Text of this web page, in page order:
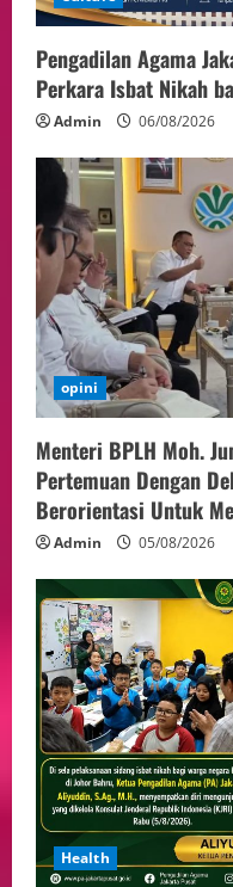
Pengadilan Agama
Perkara Isbat Nikah
Admin 06/08/2026
opini
Menteri BPLH Moh.
Pertemuan Dengan
Berorientasi Untuk
Admin 05/08/2026
Health